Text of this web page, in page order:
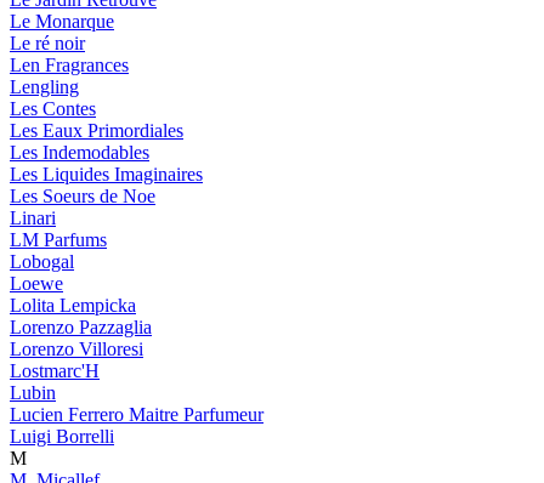
Le Monarque
Le ré noir
Len Fragrances
Lengling
Les Contes
Les Eaux Primordiales
Les Indemodables
Les Liquides Imaginaires
Les Soeurs de Noe
Linari
LM Parfums
Lobogal
Loewe
Lolita Lempicka
Lorenzo Pazzaglia
Lorenzo Villoresi
Lostmarc'H
Lubin
Lucien Ferrero Maitre Parfumeur
Luigi Borrelli
M